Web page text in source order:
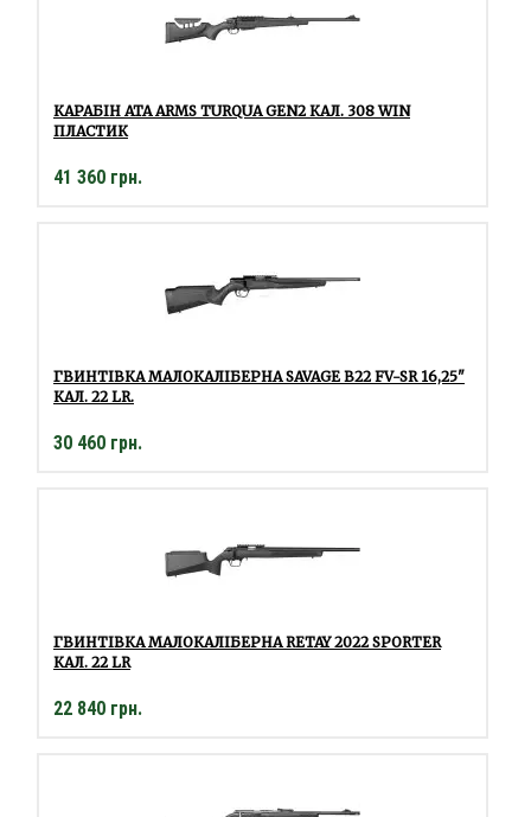
КАРАБІН ATA ARMS TURQUA GEN2 КАЛ. 308 WIN
ПЛАСТИК
41 360 грн.
ГВИНТІВКА МАЛОКАЛІБЕРНА SAVAGE B22 FV-SR 16,25"
КАЛ. 22 LR.
30 460 грн.
ГВИНТІВКА МАЛОКАЛІБЕРНА RETAY 2022 SPORTER
КАЛ. 22 LR
22 840 грн.